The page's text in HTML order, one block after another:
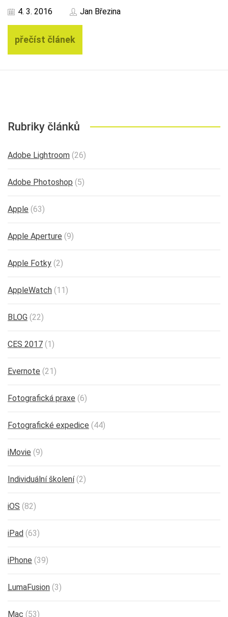
4. 3. 2016 Jan Březina
přečíst článek
Rubriky článků
Adobe Lightroom (26)
Adobe Photoshop (5)
Apple (63)
Apple Aperture (9)
Apple Fotky (2)
AppleWatch (11)
BLOG (22)
CES 2017 (1)
Evernote (21)
Fotografická praxe (6)
Fotografické expedice (44)
iMovie (9)
Individuální školení(2)
iOS (82)
iPad (63)
iPhone (39)
LumaFusion (3)
Mac (53)